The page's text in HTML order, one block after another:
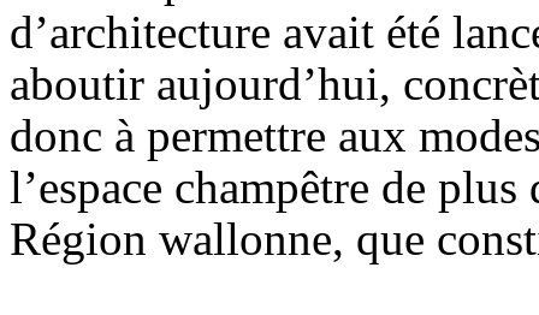
d’architecture avait été
aboutir aujourd’hui,
donc à permettre aux
l’espace champêtre de
Région wallonne, que